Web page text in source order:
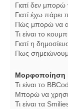
Γιατί δεν
Γιατί έχω πάρει
Πώς μπορώ να
Τι είναι το
Γιατί η
Πως
Μορφοποίηση
Τι είναι το
Μπορώ να
Τι είναι τα